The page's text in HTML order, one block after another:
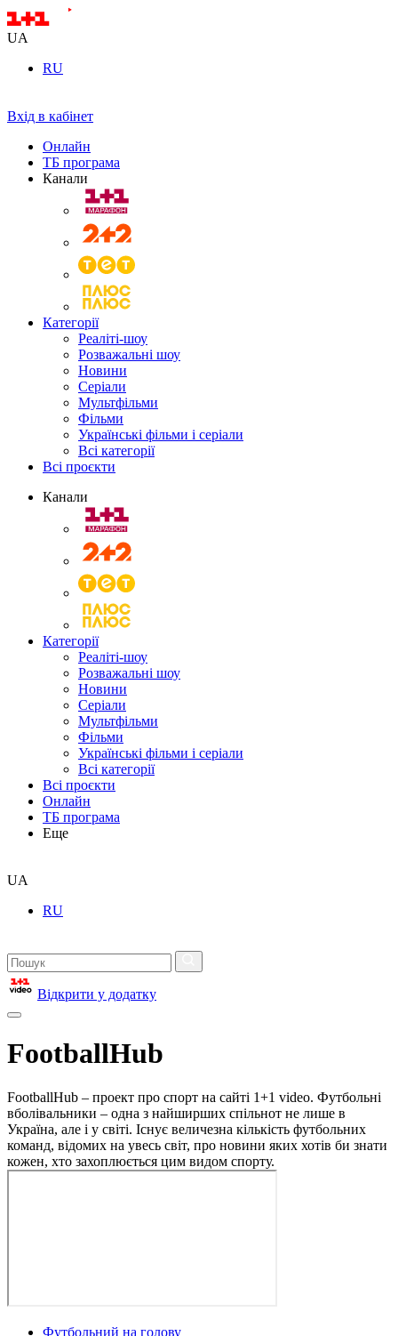
UA
RU
Вхід в кабінет
Онлайн
ТБ програма
Канали
Категорії
Реаліті-шоу
Розважальні шоу
Новини
Серіали
Мультфільми
Фільми
Українські фільми і серіали
Всі категорії
Всі проєкти
Канали
Категорії
Реаліті-шоу
Розважальні шоу
Новини
Серіали
Мультфільми
Фільми
Українські фільми і серіали
Всі категорії
Всі проєкти
Онлайн
ТБ програма
Еще
UA
RU
Відкрити у додатку
FootballHub
FootballHub – проект про спорт на сайті 1+1 video. Футбольні
вболівальники – одна з найширших спільнот не лише в
Україна, але і у світі. Існує величезна кількість футбольних
команд, відомих на увесь світ, про новини яких хотів би знати
кожен, хто захоплюється цим видом спорту.
Футбольний на голову